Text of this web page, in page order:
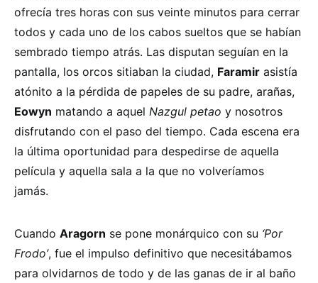
ofrecía tres horas con sus veinte minutos para cerrar
todos y cada uno de los cabos sueltos que se habían
sembrado tiempo atrás. Las disputan seguían en la
pantalla, los orcos sitiaban la ciudad, Faramir asistía
atónito a la pérdida de papeles de su padre, arañas,
Eowyn matando a aquel Nazgul petao y nosotros
disfrutando con el paso del tiempo. Cada escena era
la última oportunidad para despedirse de aquella
película y aquella sala a la que no volveríamos
jamás.
Cuando Aragorn se pone monárquico con su ‘Por
Frodo’, fue el impulso definitivo que necesitábamos
para olvidarnos de todo y de las ganas de ir al baño